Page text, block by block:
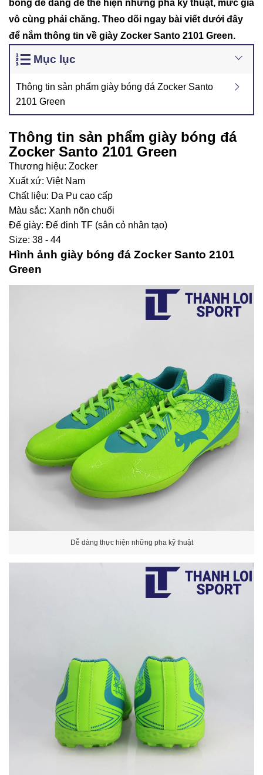
bóng dễ dàng để thể hiện những pha kỹ thuật, mức giá
vô cùng phải chăng. Theo dõi ngay bài viết dưới đây
để nắm thông tin về giày Zocker Santo 2101 Green.
Mục lục
Thông tin sản phẩm giày bóng đá Zocker Santo
2101 Green
Thông tin sản phẩm giày bóng đá
Zocker Santo 2101 Green
Thương hiệu: Zocker
Xuất xứ: Việt Nam
Chất liệu: Da Pu cao cấp
Màu sắc: Xanh nõn chuối
Đế giày: Đế đinh TF (sân cỏ nhân tạo)
Size: 38 - 44
Hình ảnh giày bóng đá Zocker Santo 2101
Green
Dễ dàng thực hiện những pha kỹ thuật